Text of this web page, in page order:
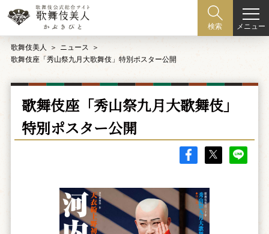
検索 メニュー
歌舞伎美人
ニュース
歌舞伎座「秀山祭九月大歌舞伎」特別ポスター公開
歌舞伎座「秀山祭九月大歌舞伎」
特別ポスター公開